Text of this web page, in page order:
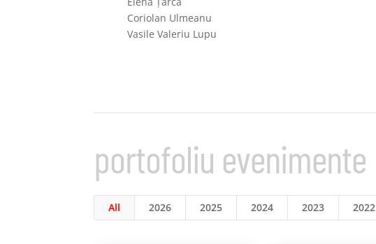
Coriolan Ulmeanu
Vasile Valeriu Lupu
portofoliu evenimente
All 2022
2023
2024
2025
2026